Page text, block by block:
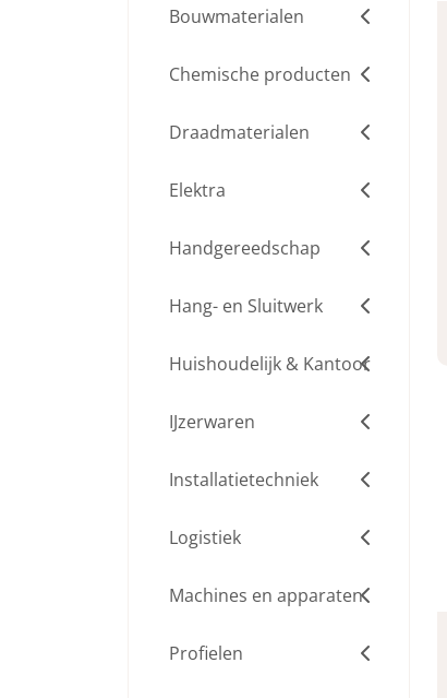
Bouwmaterialen
Chemische producten
Draadmaterialen
Elektra
Handgereedschap
Hang- en Sluitwerk
Huishoudelijk & Kantoor
IJzerwaren
Installatietechniek
Logistiek
Machines en apparaten
Profielen